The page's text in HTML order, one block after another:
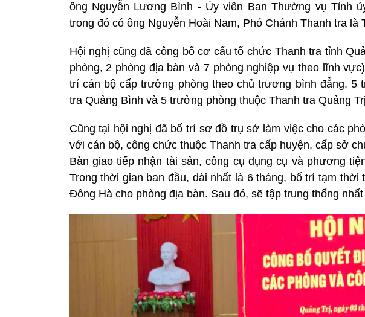
ông Nguyễn Lương Bình - Ủy viên Ban Thường vụ Tỉnh
trong đó có ông Nguyễn Hoài Nam, Phó Chánh Thanh tra là
Hội nghị cũng đã công bố cơ cấu tổ chức Thanh tra tỉnh
phòng, 2 phòng địa bàn và 7 phòng nghiệp vụ theo lĩnh
trí cán bộ cấp trưởng phòng theo chủ trương bình đẳng, 5
tra Quảng Bình và 5 trưởng phòng thuộc Thanh tra Quảng
Cũng tại hội nghị đã bố trí sơ đồ trụ sở làm việc cho các
với cán bộ, công chức thuộc Thanh tra cấp huyện, cấp sở
Bàn giao tiếp nhận tài sản, công cụ dụng cụ và phương
Trong thời gian ban đầu, dài nhất là 6 tháng, bố trí tạm
Đông Hà cho phòng địa bàn. Sau đó, sẽ tập trung thống